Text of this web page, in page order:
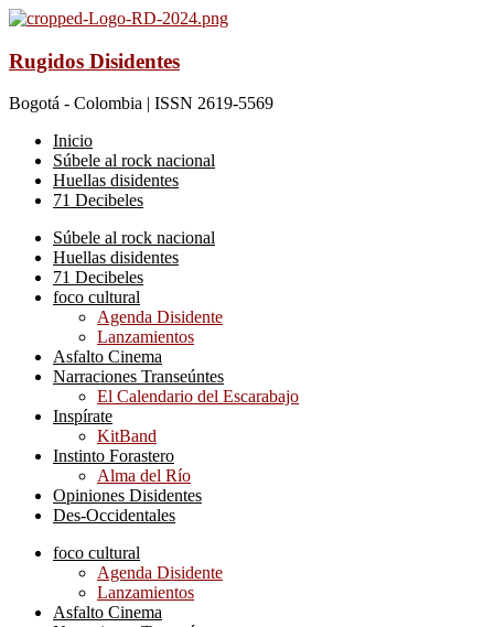
Rugidos Disidentes
Bogotá - Colombia | ISSN 2619-5569
Inicio
Súbele al rock nacional
Huellas disidentes
71 Decibeles
Súbele al rock nacional
Huellas disidentes
71 Decibeles
foco cultural
Agenda Disidente
Lanzamientos
Asfalto Cinema
Narraciones Transeúntes
El Calendario del Escarabajo
Inspírate
KitBand
Instinto Forastero
Alma del Río
Opiniones Disidentes
Des-Occidentales
foco cultural
Agenda Disidente
Lanzamientos
Asfalto Cinema